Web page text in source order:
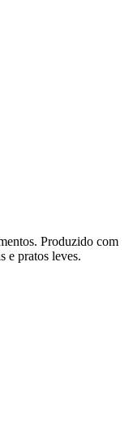
Produzido com
e pratos leves.